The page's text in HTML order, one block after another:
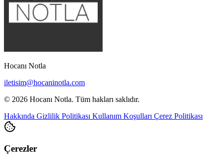
Hocanı Notla
iletisim@hocaninotla.com
© 2026 Hocanı Notla. Tüm hakları saklıdır.
Hakkında Gizlilik Politikası Kullanım Koşulları Çerez Politikası
Çerezler